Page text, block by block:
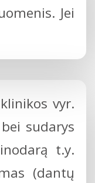
Jei
vyr.
sudarys
t.y.
(dantų